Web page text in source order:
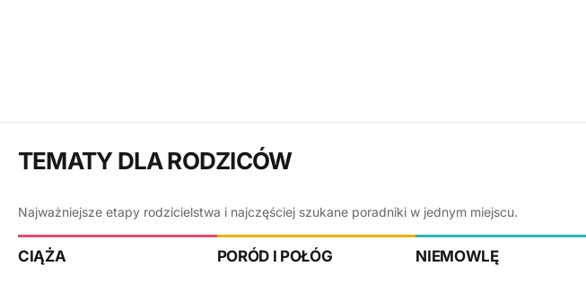
TEMATY DLA RODZICÓW
Najważniejsze etapy rodzicielstwa i najczęściej szukane poradniki w jednym miejscu.
CIĄŻA PORÓD I POŁÓG NIEMOWLĘ